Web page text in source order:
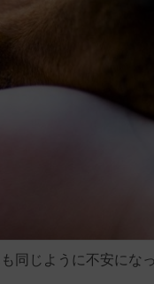
同じように不安にな